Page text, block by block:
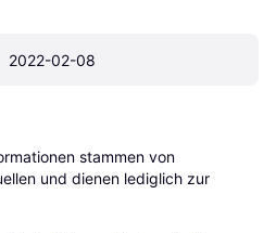
2022-02-08
stammen von
und dienen lediglich zur